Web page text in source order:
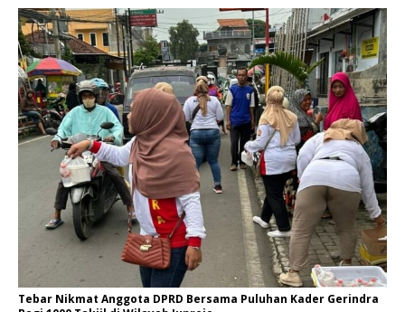
Tebar Nikmat Anggota DPRD Bersama Puluhan Kader Gerindra